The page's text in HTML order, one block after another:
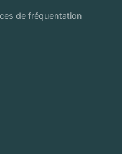
de fréquentation